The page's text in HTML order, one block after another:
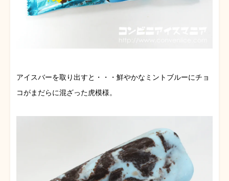
アイスバーを取り出すと・・・鮮やかなミントブルーにチョ
コがまだらに混ざった虎模様。